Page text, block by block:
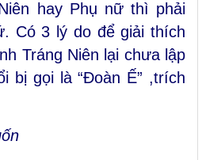
hay Phụ nữ thì phải
Có 3 lý do để giải thích
Tráng Niên lại chưa lập
bị gọi là “Đoàn Ế” ,trích